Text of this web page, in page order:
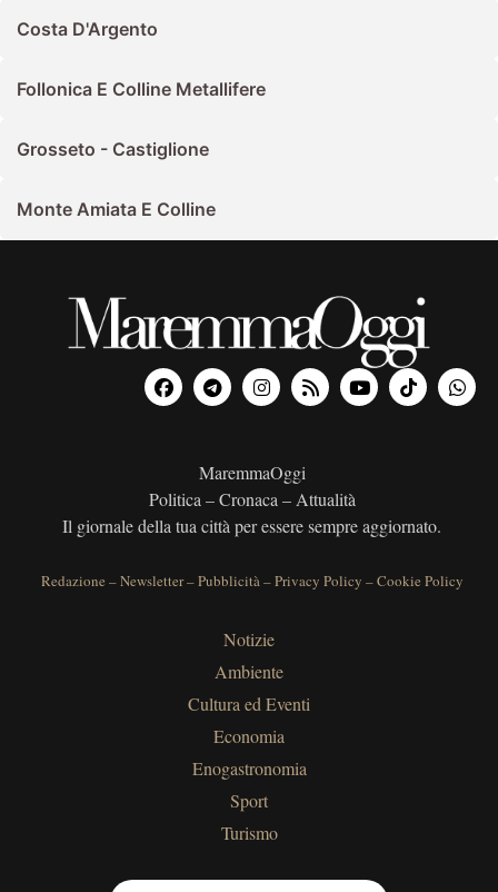
Costa D'Argento
Follonica E Colline Metallifere
Grosseto - Castiglione
Monte Amiata E Colline
MaremmaOggi
Politica – Cronaca – Attualità
Il giornale della tua città per essere sempre aggiornato.
Redazione –Newsletter–Pubblicità–Privacy Policy –Cookie Policy
Notizie
Ambiente
Cultura ed Eventi
Economia
Enogastronomia
Sport
Turismo